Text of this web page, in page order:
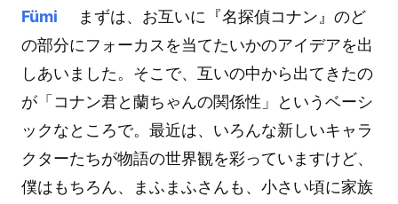
Fümi まずは、お互いに『名探偵コナン』のど
の部分にフォーカスを当てたいかのアイデアを出
しあいました。そこで、互いの中から出てきたの
が「コナン君と蘭ちゃんの関係性」というベーシ
ックなところで。最近は、いろんな新しいキャラ
クターたちが物語の世界観を彩っていますけど、
僕はもちろん、まふまふさんも、小さい頃に家族